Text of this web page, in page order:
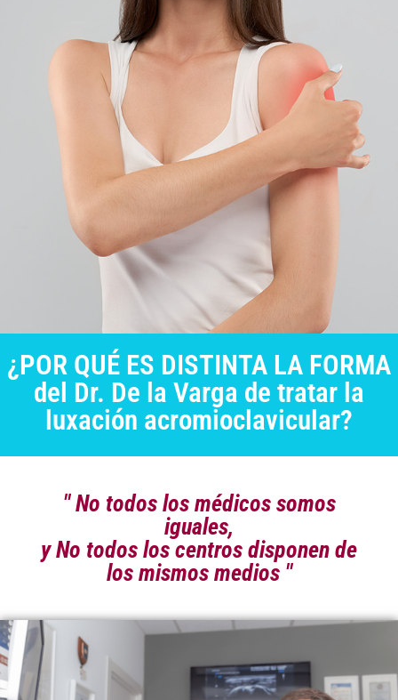
¿POR QUÉ ES DISTINTA LA FORMA
del Dr. De la Varga de tratar la
luxación acromioclavicular?
" No todos los médicos somos
iguales,
y No todos los centros disponen de
los mismos medios "